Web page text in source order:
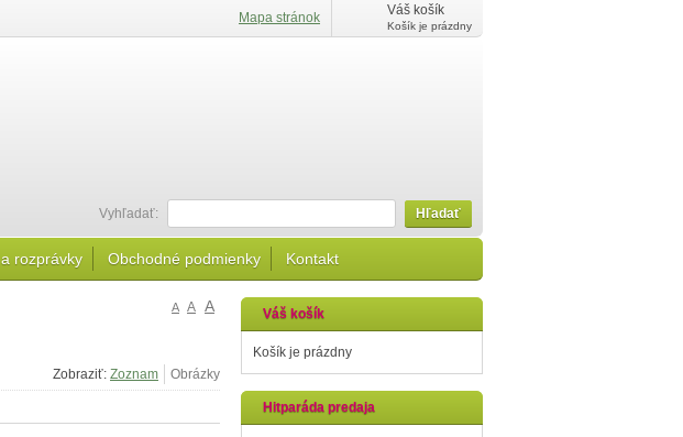
Váš košík
Košík je prázdny
Mapa stránok
Vyhľadať: Hľadať
rozprávky Obchodné podmienky Kontakt
A A A
Zobraziť:
Váš košík
Košík je prázdny
Hitparáda predaja